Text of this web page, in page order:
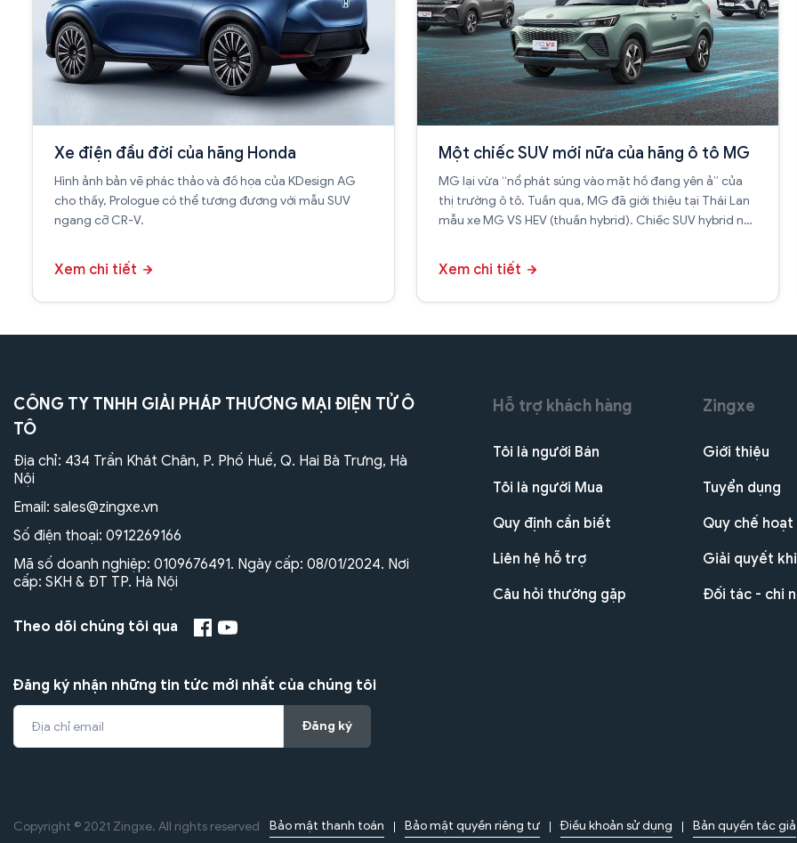
Xe điện đầu đời của hãng Honda
Hình ảnh bản vẽ phác thảo và đồ họa của KDesign AG
cho thấy, Prologue có thể tương đương với mẫu SUV
ngang cỡ CR-V.
Xem chi tiết
Một chiếc SUV mới nữa của hãng ô tô MG
MG lại vừa “nổ phát súng vào mặt hồ đang yên ả” của
thị trường ô tô. Tuần qua, MG đã giới thiệu tại Thái Lan
mẫu xe MG VS HEV (thuần hybrid). Chiếc SUV hybrid này
Xem chi tiết
CÔNG TY TNHH GIẢI PHÁP THƯƠNG MẠI ĐIỆN TỬ Ô
TÔ
Địa chỉ: 434 Trần Khát Chân, P. Phố Huế, Q. Hai Bà Trưng, Hà
Nội
Email: sales@zingxe.vn
Số điện thoại: 0912269166
Mã số doanh nghiệp: 0109676491. Ngày cấp: 08/01/2024. Nơi
cấp: SKH & ĐT TP. Hà Nội
Theo dõi chúng tôi qua
Đăng ký nhận những tin tức mới nhất của chúng tôi
Đăng ký
Hỗ trợ khách hàng
Tôi là người Bán
Tôi là người Mua
Quy định cần biết
Liên hệ hỗ trợ
Câu hỏi thường gặp
Zingxe
Giới thiệu
Tuyển dụng
Quy chế
Giải quyết
Đối tác - chi
Copyright © 2021 Zingxe. All rights reserved Bảo mật thanh toán Bảo mật quyền riêng tư Điều khoản sử dụng Bản quyền tác giả